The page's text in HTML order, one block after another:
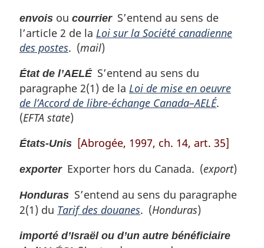
envois ou courrierS’entend au sens de
l’article 2 de la Loi sur la Société canadienne
des postes. (mail)
État de l’AELÉS’entend au sens du
paragraphe 2(1) de la Loi de mise en oeuvre
de l’Accord de libre-échange Canada–AELÉ.
(EFTA state)
États-Unis [Abrogée, 1997, ch. 14, art. 35]
exporterExporter hors du Canada. (export)
Honduras S’entend au sens du paragraphe
2(1) du Tarif des douanes. (Honduras)
importé d’Israël ou d’un autre bénéficiaire